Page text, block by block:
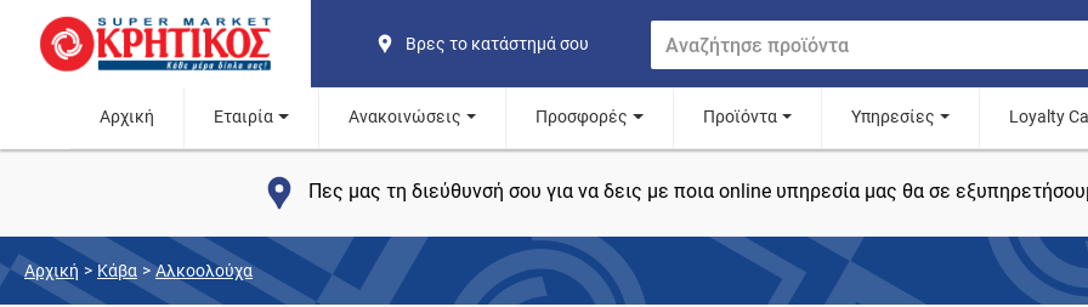
Βρες το κατάστημά σου
Αρχική Εταιρία Ανακοινώσεις Προσφορές Προϊόντα Υπηρεσίες Loyalty
Πες μας τη διεύθυνσή σου για να δεις με ποια online υπηρεσία μας θα σε
Αρχική > Κάβα > Αλκοολούχα